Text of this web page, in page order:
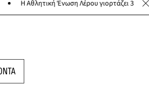
Η Αθλητική Ένωση Λέρου γιορτάζει 30